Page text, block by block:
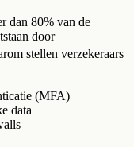
dan 80% van de
door
stellen verzekeraars
(MFA)
data